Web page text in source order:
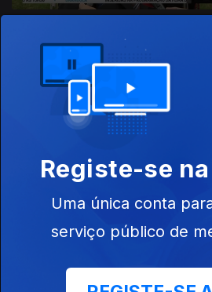
Registe-se na
Uma única conta
serviço público de